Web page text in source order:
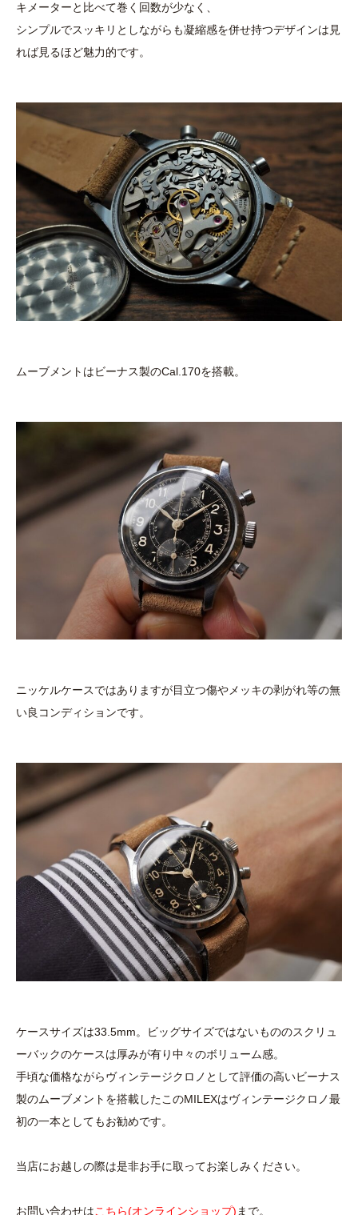
キメーターと比べて巻く回数が少なく、
シンプルでスッキリとしながらも凝縮感を併せ持つデザインは見
れば見るほど魅力的です。
ムーブメントはビーナス製のCal.170を搭載。
ニッケルケースではありますが目立つ傷やメッキの剥がれ等の無
い良コンディションです。
ケースサイズは33.5mm。ビッグサイズではないもののスクリュ
ーバックのケースは厚みが有り中々のボリューム感。
手頃な価格ながらヴィンテージクロノとして評価の高いビーナス
製のムーブメントを搭載したこのMILEXはヴィンテージクロノ最
初の一本としてもお勧めです。
当店にお越しの際は是非お手に取ってお楽しみください。
お問い合わせはこちら(オンラインショップ) まで。